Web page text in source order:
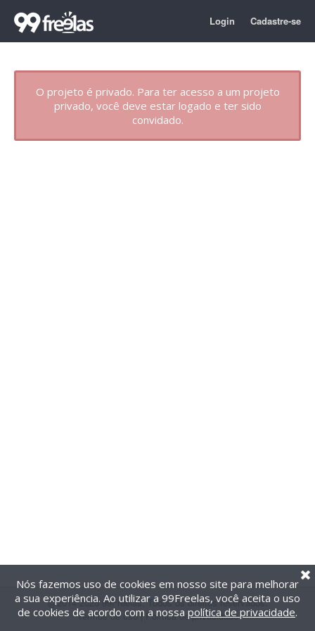
Login Cadastre-se
O projeto é privado. Para ter acesso a um projeto
privado, você deve estar logado e ter sido
convidado.
@2014-2026 99Freelas. Todos os direitos reservados.
Termos de uso| Política de privacidade
Nós fazemos uso de cookies em nosso site para melhorar
a sua experiência. Ao utilizar a 99Freelas, você aceita o uso
de cookies de acordo com a nossa política de privacidade.